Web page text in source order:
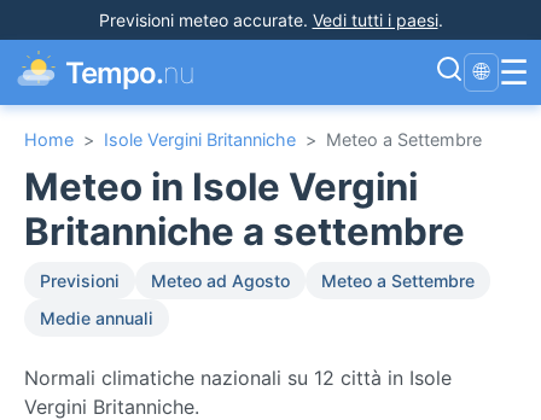
Previsioni meteo accurate. Vedi tutti i paesi.
Tempo.nu 🌐 ☰
Home > Isole Vergini Britanniche > Meteo a Settembre
Meteo in Isole Vergini
Britanniche a settembre
Previsioni Meteo ad Agosto
Meteo a Settembre
Medie annuali
Normali climatiche nazionali su 12 città in Isole
Vergini Britanniche.